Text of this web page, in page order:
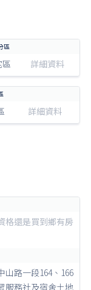
區 詳細資料
詳細資料
格還是買到鄉有房
路一段164、166
服務社及宿舍土地